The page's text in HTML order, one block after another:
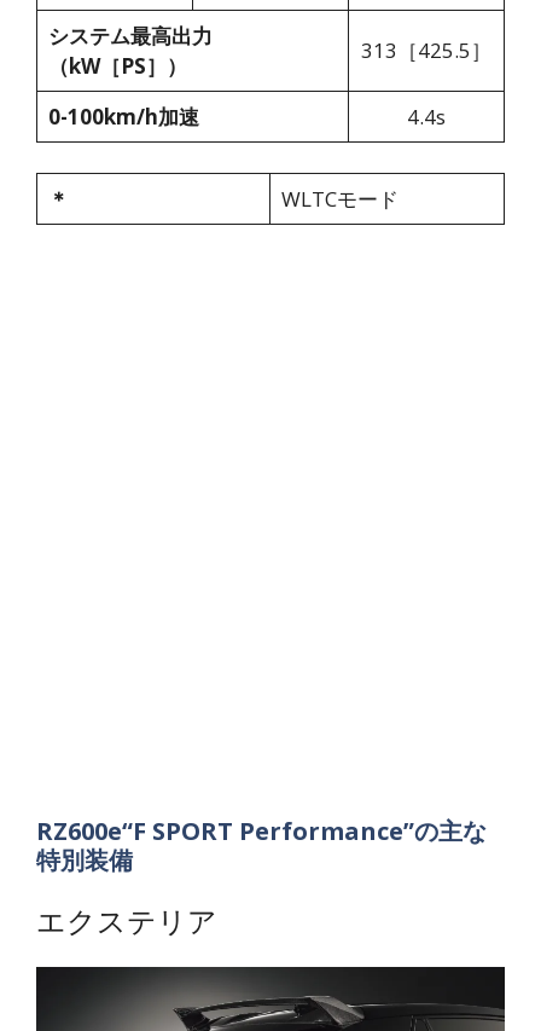
システム最高出力
（kW［PS］）
313［425.5］
0-100km/h加速 4.4s
＊ WLTCモード
RZ600e“F SPORT Performance”の主な
特別装備
エクステリア